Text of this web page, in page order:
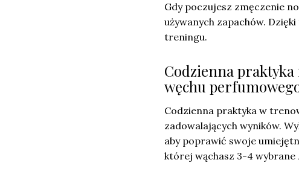
Gdy poczujesz zmęczenie
używanych zapachów.
treningu.
Codzienna
węchu
Codzienna praktyka w
zadowalających wyników.
aby poprawić swoje
której wąchasz 3-4 wybrane